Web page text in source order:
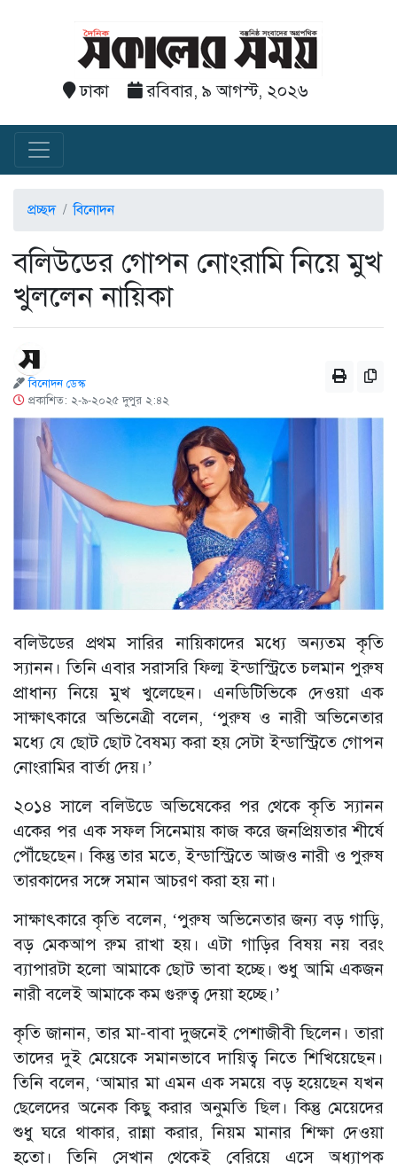
ঢাকা রবিবার, ৯ আগস্ট, ২০২৬
প্রচ্ছদ বিনোদন
বলিউডের গোপন নোংরামি নিয়ে মুখ
খুললেন নায়িকা
বিনোদন ডেস্ক
প্রকাশিত: ২-৯-২০২৫ দুপুর ২:৪২
বলিউডের প্রথম সারির নায়িকাদের মধ্যে অন্যতম কৃতি
স্যানন। তিনি এবার সরাসরি ফিল্ম ইন্ডাস্ট্রিতে চলমান পুরুষ
প্রাধান্য নিয়ে মুখ খুলেছেন। এনডিটিভিকে দেওয়া এক
সাক্ষাৎকারে অভিনেত্রী বলেন, ‘পুরুষ ও নারী অভিনেতার
মধ্যে যে ছোট ছোট বৈষম্য করা হয় সেটা ইন্ডাস্ট্রিতে গোপন
নোংরামির বার্তা দেয়।’
২০১৪ সালে বলিউডে অভিষেকের পর থেকে কৃতি স্যানন
একের পর এক সফল সিনেমায় কাজ করে জনপ্রিয়তার শীর্ষে
পৌঁছেছেন। কিন্তু তার মতে, ইন্ডাস্ট্রিতে আজও নারী ও পুরুষ
তারকাদের সঙ্গে সমান আচরণ করা হয় না।
সাক্ষাৎকারে কৃতি বলেন, ‘পুরুষ অভিনেতার জন্য বড় গাড়ি,
বড় মেকআপ রুম রাখা হয়। এটা গাড়ির বিষয় নয় বরং
ব্যাপারটা হলো আমাকে ছোট ভাবা হচ্ছে। শুধু আমি একজন
নারী বলেই আমাকে কম গুরুত্ব দেয়া হচ্ছে।’
কৃতি জানান, তার মা-বাবা দুজনেই পেশাজীবী ছিলেন। তারা
তাদের দুই মেয়েকে সমানভাবে দায়িত্ব নিতে শিখিয়েছেন।
তিনি বলেন, ‘আমার মা এমন এক সময়ে বড় হয়েছেন যখন
ছেলেদের অনেক কিছু করার অনুমতি ছিল। কিন্তু মেয়েদের
শুধু ঘরে থাকার, রান্না করার, নিয়ম মানার শিক্ষা দেওয়া
হতো। তিনি সেখান থেকেই বেরিয়ে এসে অধ্যাপক